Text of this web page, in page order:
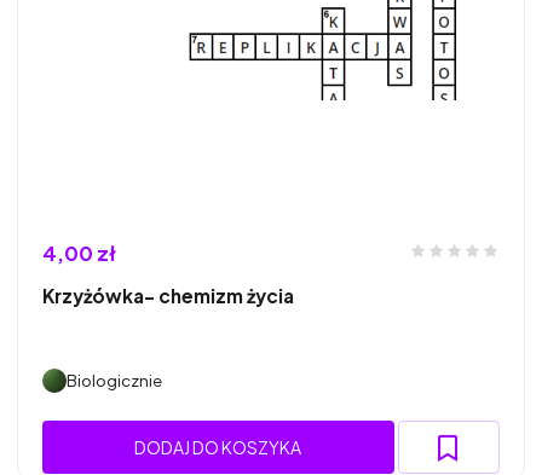
4,00 zł
Krzyżówka- chemizm życia
Biologicznie
DODAJ DO KOSZYKA